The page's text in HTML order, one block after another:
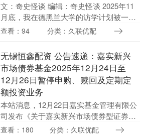
文：奇史怪谈 编辑：奇史怪谈 2025年11
月底，我在德黑兰大学的访学计划被一
场“强制长假”打断。 原本该去上课的早
课时间....
查看：94 分类：久联优配
无锡恒鑫配资 公告速递：嘉实新兴
市场债券基金2025年12月24日至
12月26日暂停申购、赎回及定期定
额投资业务
本站消息，12月22日嘉实基金管理有限公
司发布《关于嘉实新兴市场债券型证券投
资基金2025年12月24日至12月26日暂停申
查看：180 分类：久联优配